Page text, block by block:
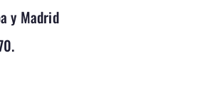
y Madrid